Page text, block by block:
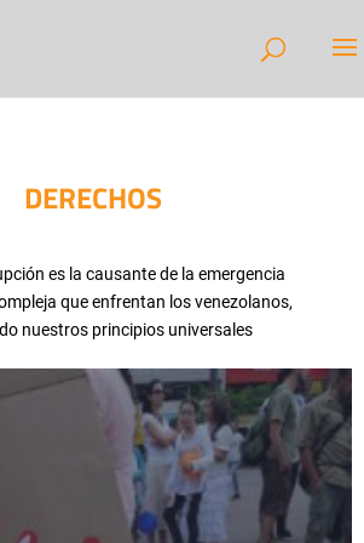
DERECHOS
es la causante de la emergencia
que enfrentan los venezolanos,
nuestros principios universales